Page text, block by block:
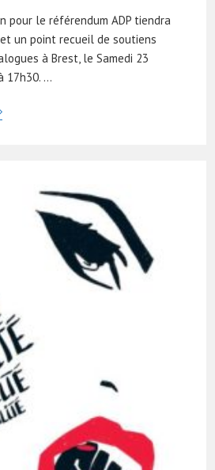
pour le référendum ADP tiendra
un point recueil de soutiens
à Brest, le Samedi 23
17h30. …